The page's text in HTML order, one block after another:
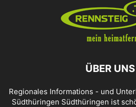
ÜBER UNS
Regionales Informations - und
Südthüringen Südthüringen ist